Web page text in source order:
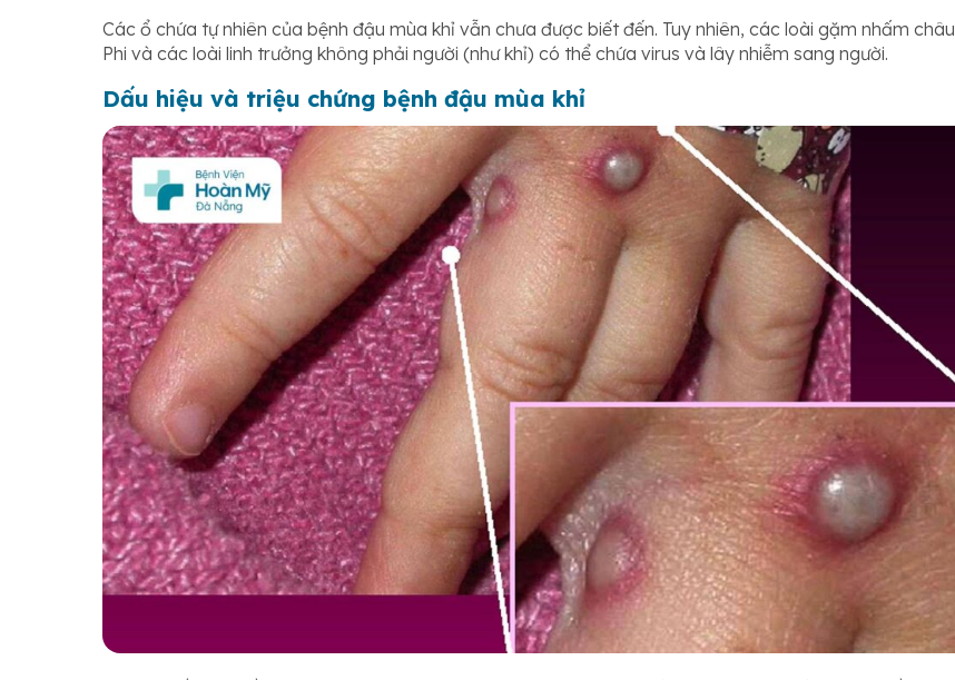
Các ổ chứa tự nhiên của bệnh đậu mùa khỉ vẫn chưa được biết đến. Tuy nhiên, các loài gặm nhấm châu
Phi và các loài linh trưởng không phải người (như khỉ) có thể chứa virus và lây nhiễm sang người.
Dấu hiệu và triệu chứng bệnh đậu mùa khỉ